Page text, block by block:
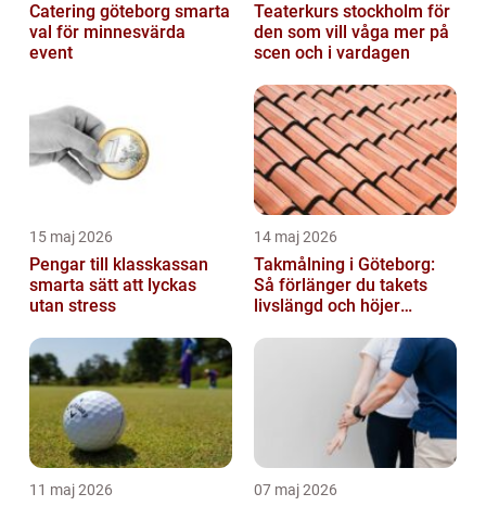
Catering göteborg smarta
val för minnesvärda
event
Teaterkurs stockholm för
den som vill våga mer på
scen och i vardagen
15 maj 2026
Pengar till klasskassan
smarta sätt att lyckas
utan stress
14 maj 2026
Takmålning i Göteborg:
Så förlänger du takets
livslängd och höjer
11 maj 2026 07 maj 2026